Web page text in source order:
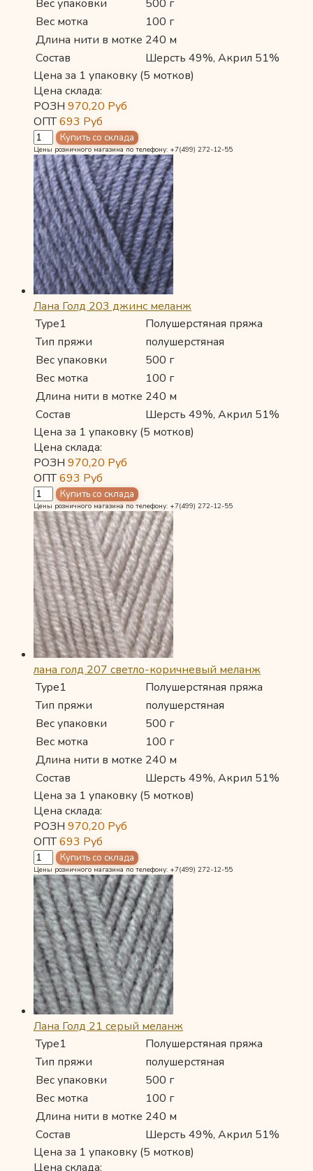
Вес упаковки
500 г
Вес мотка
100 г
Длина нити в мотке 240 м
Состав
Шерсть 49%, Акрил 51%
Цена за 1 упаковку (5 мотков)
Цена склада:
РОЗН 970,20 Руб
ОПТ693 Руб
Цены розничного магазина по телефону: +7(499) 272-12-55
Лана Голд 203 джинс меланж
Type1
Полушерстяная пряжа
Тип пряжи
полушерстяная
Вес упаковки
500 г
Вес мотка
100 г
Длина нити в мотке 240 м
Состав
Шерсть 49%, Акрил 51%
Цена за 1 упаковку (5 мотков)
Цена склада:
РОЗН 970,20 Руб
ОПТ693 Руб
Цены розничного магазина по телефону: +7(499) 272-12-55
лана голд 207 светло-коричневый меланж
Type1
Полушерстяная пряжа
Тип пряжи
полушерстяная
Вес упаковки
500 г
Вес мотка
100 г
Длина нити в мотке 240 м
Состав
Шерсть 49%, Акрил 51%
Цена за 1 упаковку (5 мотков)
Цена склада:
РОЗН 970,20 Руб
ОПТ693 Руб
Цены розничного магазина по телефону: +7(499) 272-12-55
Лана Голд 21 серый меланж
Type1
Полушерстяная пряжа
Тип пряжи
полушерстяная
Вес упаковки
500 г
Вес мотка
100 г
Длина нити в мотке 240 м
Состав
Шерсть 49%, Акрил 51%
Цена за 1 упаковку (5 мотков)
Цена склада: